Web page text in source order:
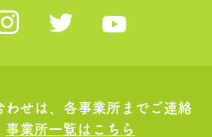
わせは、各事業所までご連絡
事業所一覧はこちら